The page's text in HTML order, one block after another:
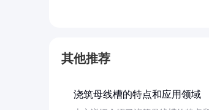
其他推荐
浇筑母线槽的特点和应用领域